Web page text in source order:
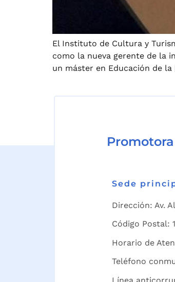
El Instituto de Cultura y
como la nueva gerente de la
un máster en Educación de
Sede
Dirección: Av.
Código Postal:
Horario de
Teléfono
Línea